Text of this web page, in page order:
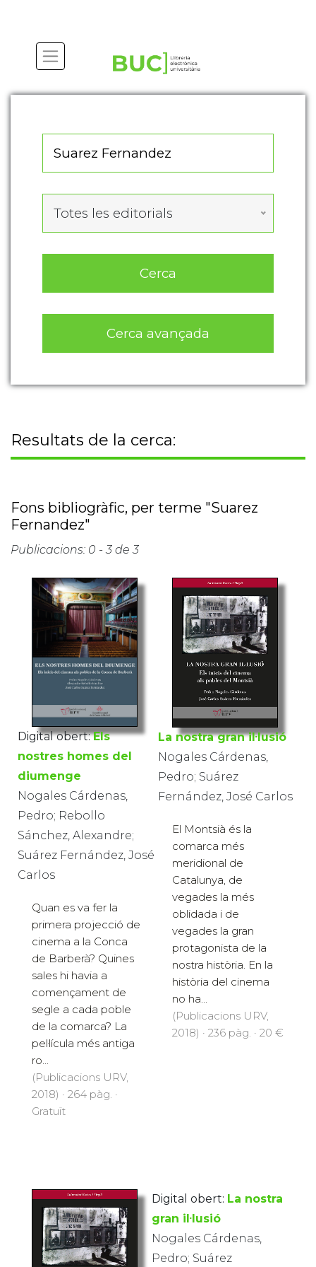
Totes les editorials
Cerca
Cerca avançada
Resultats de la cerca:
Fons bibliogràfic, per terme "Suarez
Fernandez"
Publicacions: 0 - 3 de 3
Digital obert: Els
nostres homes del
diumenge
Nogales Cárdenas,
Pedro; Rebollo
Sánchez, Alexandre;
Suárez Fernández, José
Carlos
Quan es va fer la
primera projecció de
cinema a la Conca
de Barberà? Quines
sales hi havia a
començament de
segle a cada poble
de la comarca? La
pel·lícula més antiga
ro...
(Publicacions URV,
2018) · 264 pàg. ·
Gratuït
La nostra gran il·lusió
Nogales Cárdenas,
Pedro; Suárez
Fernández, José Carlos
El Montsià és la
comarca més
meridional de
Catalunya, de
vegades la més
oblidada i de
vegades la gran
protagonista de la
nostra història. En la
història del cinema
no ha...
(Publicacions URV,
2018) · 236 pàg. · 20 €
Digital obert: La nostra
gran il·lusió
Nogales Cárdenas,
Pedro; Suárez